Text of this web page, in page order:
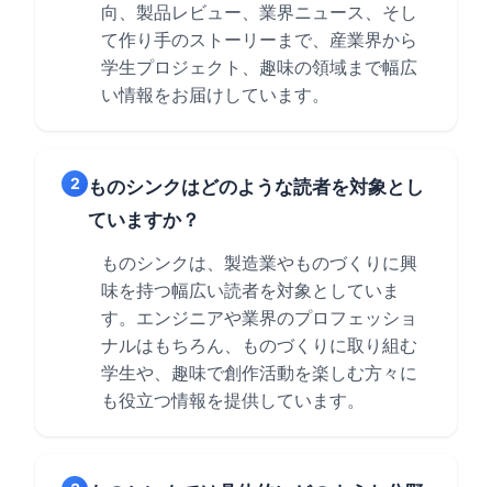
向、製品レビュー、業界ニュース、そし
て作り手のストーリーまで、産業界から
学生プロジェクト、趣味の領域まで幅広
い情報をお届けしています。
2
ものシンクはどのような読者を対象とし
ていますか？
ものシンクは、製造業やものづくりに興
味を持つ幅広い読者を対象としていま
す。エンジニアや業界のプロフェッショ
ナルはもちろん、ものづくりに取り組む
学生や、趣味で創作活動を楽しむ方々に
も役立つ情報を提供しています。